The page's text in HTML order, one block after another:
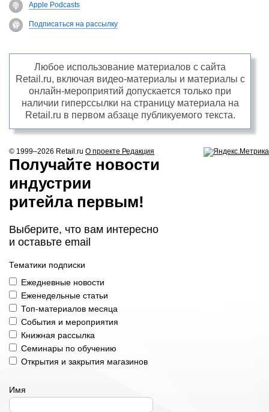
Apple Podcasts
Подписаться на рассылку
Любое использование материалов с сайта
Retail.ru, включая видео-материалы и материалы с
онлайн-мероприятий допускается только при
наличии гиперссылки на страницу материала на
Retail.ru в первом абзаце публикуемого текста.
© 1999–2026 Retail.ru О проекте Редакция
Получайте новости
индустрии
ритейла первым!
Выберите, что вам интересно
и оставьте email
Тематики подписки
Ежедневные новости
Еженедельные статьи
Топ-материалов месяца
События и мероприятия
Книжная рассылка
Семинары по обучению
Открытия и закрытия магазинов
Имя